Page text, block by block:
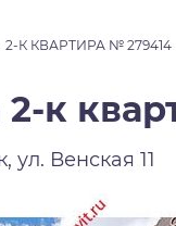
2-К КВАРТИРА № 279414
к
ул. Венская 11